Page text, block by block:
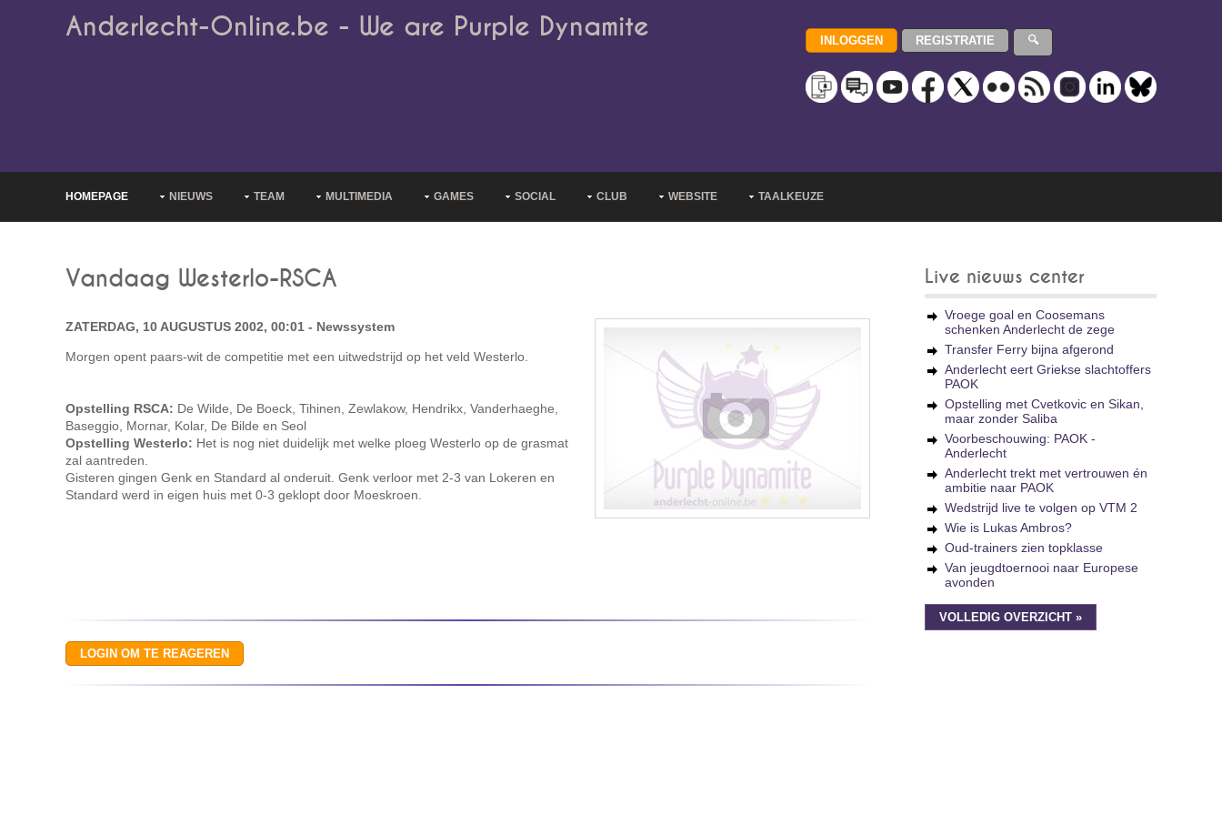
Anderlecht-Online.be - We are Purple Dynamite
HOMEPAGE NIEUWS TEAM MULTIMEDIA GAMES SOCIAL CLUB WEBSITE TAALKEUZE
Vandaag Westerlo-RSCA
ZATERDAG, 10 AUGUSTUS 2002, 00:01 - Newssystem
Morgen opent paars-wit de competitie met een uitwedstrijd op het veld Westerlo.
Opstelling RSCA: De Wilde, De Boeck, Tihinen, Zewlakow, Hendrikx, Vanderhaeghe,
Baseggio, Mornar, Kolar, De Bilde en Seol
Opstelling Westerlo: Het is nog niet duidelijk met welke ploeg Westerlo op de grasmat
zal aantreden.
Gisteren gingen Genk en Standard al onderuit. Genk verloor met 2-3 van Lokeren en
Standard werd in eigen huis met 0-3 geklopt door Moeskroen.
Live nieuws center
Vroege goal en Coosemans
schenken Anderlecht de zege
Transfer Ferry bijna afgerond
Anderlecht eert Griekse slachtoffers
PAOK
Opstelling met Cvetkovic en Sikan,
maar zonder Saliba
Voorbeschouwing: PAOK -
Anderlecht
Anderlecht trekt met vertrouwen én
ambitie naar PAOK
Wedstrijd live te volgen op VTM 2
Wie is Lukas Ambros?
Oud-trainers zien topklasse
Van jeugdtoernooi naar Europese
avonden
VOLLEDIG OVERZICHT »